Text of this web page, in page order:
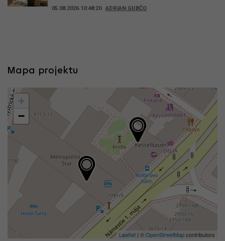
05.08.2026 10:48:20 ADRIAN GUBČO
Mapa projektu
−
Leaflet | ©OpenStreetMapcontributors